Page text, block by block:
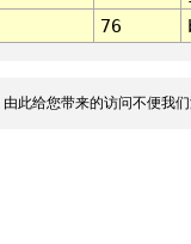
76
此给您带来的访问不便我